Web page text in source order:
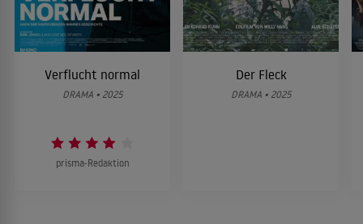
Verflucht normal
DRAMA • 2025
prisma-Redaktion
Der Fleck
DRAMA • 2025